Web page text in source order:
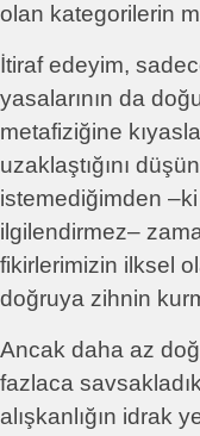
olan kategorilerin
İtiraf edeyim,
yasalarının da
metafiziğine
uzaklaştığını
istemediğimden
ilgilendirmez–
fikirlerimizin ilksel
doğruya zihnin
Ancak daha az
fazlaca
alışkanlığın idrak